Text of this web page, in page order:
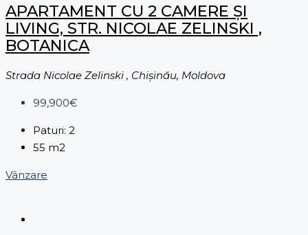
APARTAMENT CU 2 CAMERE ȘI
LIVING, STR. NICOLAE ZELINSKI ,
BOTANICA
Strada Nicolae Zelinski , Chișinău, Moldova
99,900€
Paturi: 2
55 m2
Vânzare